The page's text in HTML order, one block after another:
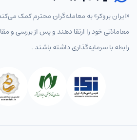
«ایران بروکر» به معامله‌گران محترم کمک
معاملاتی خود را ارتقا دهند و پس از بررسی و
رابطه با سرمایه‌گذاری داشته باشند .